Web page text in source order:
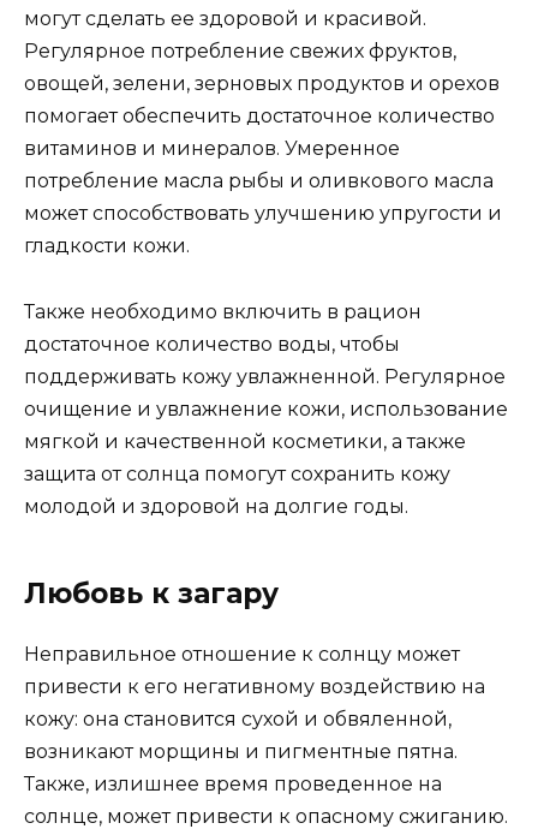
могут сделать ее здоровой и красивой.
Регулярное потребление свежих фруктов,
овощей, зелени, зерновых продуктов и орехов
помогает обеспечить достаточное количество
витаминов и минералов. Умеренное
потребление масла рыбы и оливкового масла
может способствовать улучшению упругости и
гладкости кожи.
Также необходимо включить в рацион
достаточное количество воды, чтобы
поддерживать кожу увлажненной. Регулярное
очищение и увлажнение кожи, использование
мягкой и качественной косметики, а также
защита от солнца помогут сохранить кожу
молодой и здоровой на долгие годы.
Любовь к загару
Неправильное отношение к солнцу может
привести к его негативному воздействию на
кожу: она становится сухой и обвяленной,
возникают морщины и пигментные пятна.
Также, излишнее время проведенное на
солнце, может привести к опасному сжиганию.